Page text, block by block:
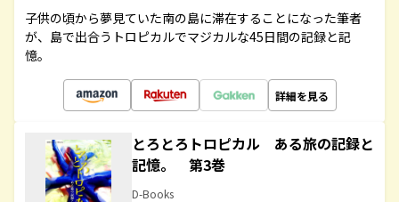
子供の頃から夢見ていた南の島に滞在することになった筆者
が、島で出合うトロピカルでマジカルな45日間の記録と記
憶。
詳細を見る
とろとろトロピカル ある旅の記録と
記憶。 第3巻
D-Books